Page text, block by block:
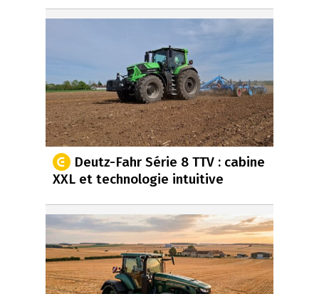
Deutz-Fahr Série 8 TTV : cabine
XXL et technologie intuitive